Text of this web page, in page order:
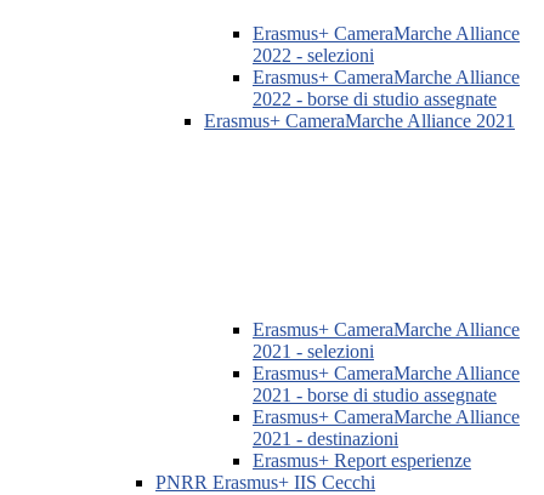
Erasmus+ CameraMarche Alliance
2022 - selezioni
Erasmus+ CameraMarche Alliance
2022 - borse di studio assegnate
Erasmus+ CameraMarche Alliance 2021
Erasmus+ CameraMarche Alliance
2021 - selezioni
Erasmus+ CameraMarche Alliance
2021 - borse di studio assegnate
Erasmus+ CameraMarche Alliance
2021 - destinazioni
Erasmus+ Report esperienze
PNRR Erasmus+ IIS Cecchi